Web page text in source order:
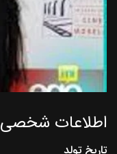
اطلاعات شخصی